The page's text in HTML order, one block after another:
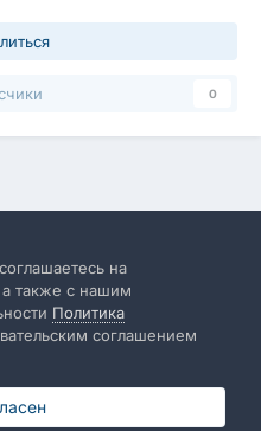
0
Обратная связь
Community
на
а также с нашим
Политика
соглашением